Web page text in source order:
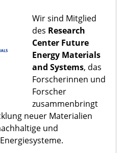
​Wir sind Mitglied
des Research
Center Future
Energy Materials
and Systems, das
Forscherinnen und
Forscher
zusammenbringt
neuer Materialien
und